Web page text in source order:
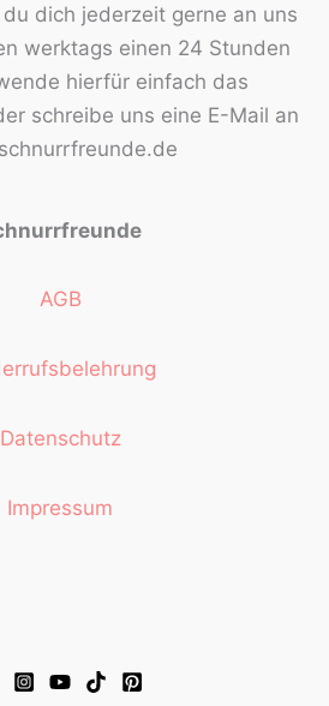
dich jederzeit gerne an uns
werktags einen 24 Stunden
hierfür einfach das
schreibe uns eine E-Mail an
AGB
Datenschutz
Impressum